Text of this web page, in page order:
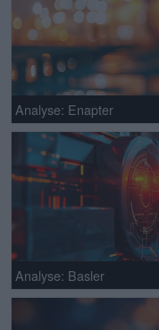
Analyse: Enapter
Analyse: Basler